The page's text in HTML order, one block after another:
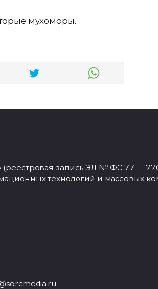
мухоморы.
запись ЭЛ № ФС 77 —
технологий и массовых